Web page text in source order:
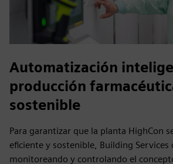
Automatización
producción
sostenible
Para garantizar que la planta HighCon
eficiente y sostenible, Building Services
monitoreando y controlando el